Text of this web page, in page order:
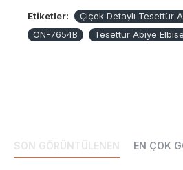
Etiketler:
Çiçek Detaylı Tesettür
ON-7654B
Tesettür Abiye
SON GÖRÜNTÜLENEN EN ÇOK